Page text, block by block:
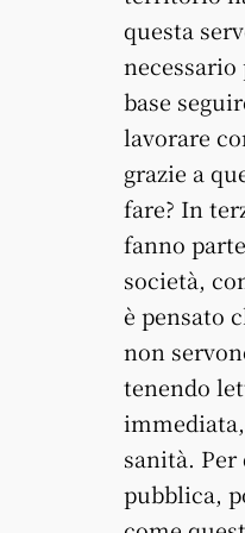
questa
base
lavorare
grazie a
fare? In
fanno
società,
è pensato
non
tenendo
sanità. Per
pubblica,